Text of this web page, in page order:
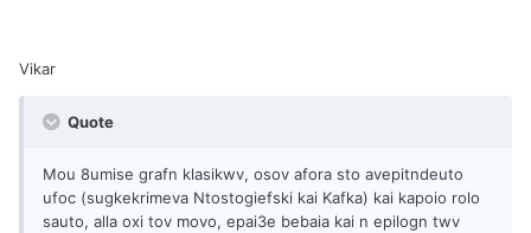
Vikar
Quote
Mou 8umise grafn klasikwv, osov afora sto avepitndeuto
ufoc (sugkekrimeva Ntostogiefski kai Kafka) kai kapoio rolo
sauto, alla oxi tov movo, epai3e bebaia kai n epilogn twv